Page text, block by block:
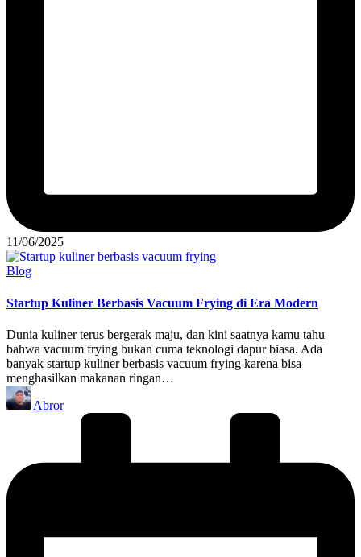
11/06/2025
Posted
Blog
Startup Kuliner Berbasis Vacuum Frying di Era Modern
Dunia kuliner terus bergerak maju, dan kini saatnya kamu tahu
bahwa vacuum frying bukan cuma teknologi dapur biasa. Ada
banyak startup kuliner berbasis vacuum frying karena bisa
menghasilkan makanan ringan…
Posted
by
Abror